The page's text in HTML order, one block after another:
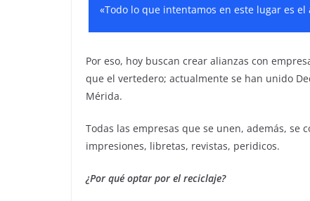
«Todo lo que intentamos en este lugar es
Por eso, hoy buscan crear alianzas con
que el vertedero; actualmente se han unido
Mérida.
Todas las empresas que se unen, además, se
impresiones, libretas, revistas, peridicos.
¿Por qué optar por el reciclaje?